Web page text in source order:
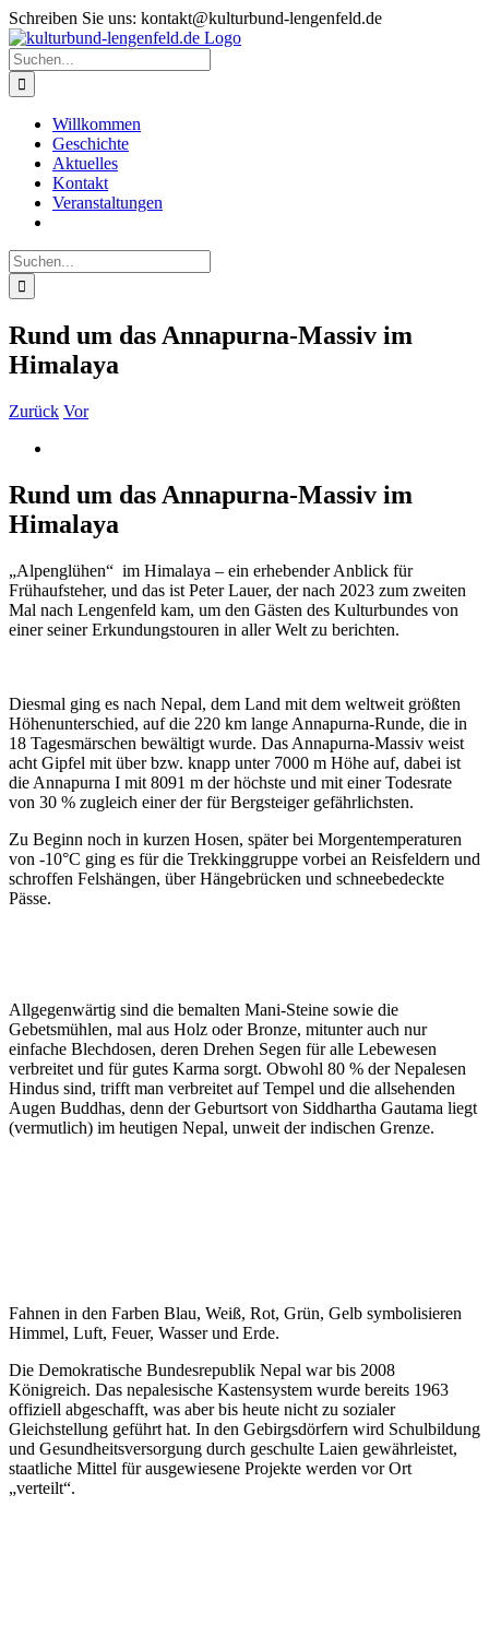
Zum
Inhalt
springen
Schreiben Sie uns: kontakt@kulturbund-lengenfeld.de
Suche
nach:
Willkommen
Geschichte
Aktuelles
Kontakt
Veranstaltungen
Suche
nach:
Rund um das Annapurna-Massiv im
Himalaya
Zurück Vor
Bild
Rund um das Annapurna-Massiv im
Himalaya
„Alpenglühen“ im Himalaya – ein erhebender Anblick für
Frühaufsteher, und das ist Peter Lauer, der nach 2023 zum zweiten
Mal nach Lengenfeld kam, um den Gästen des Kulturbundes von
einer seiner Erkundungstouren in aller Welt zu berichten.
Diesmal ging es nach Nepal, dem Land mit dem weltweit größten
Höhenunterschied, auf die 220 km lange Annapurna-Runde, die in
18 Tagesmärschen bewältigt wurde. Das Annapurna-Massiv weist
acht Gipfel mit über bzw. knapp unter 7000 m Höhe auf, dabei ist
die Annapurna I mit 8091 m der höchste und mit einer Todesrate
von 30 % zugleich einer der für Bergsteiger gefährlichsten.
Zu Beginn noch in kurzen Hosen, später bei Morgentemperaturen
von -10°C ging es für die Trekkinggruppe vorbei an Reisfeldern und
schroffen Felshängen, über Hängebrücken und schneebedeckte
Pässe.
Allgegenwärtig sind die bemalten Mani-Steine sowie die
Gebetsmühlen, mal aus Holz oder Bronze, mitunter auch nur
einfache Blechdosen, deren Drehen Segen für alle Lebewesen
verbreitet und für gutes Karma sorgt. Obwohl 80 % der Nepalesen
Hindus sind, trifft man verbreitet auf Tempel und die allsehenden
Augen Buddhas, denn der Geburtsort von Siddhartha Gautama liegt
(vermutlich) im heutigen Nepal, unweit der indischen Grenze.
Fahnen in den Farben Blau, Weiß, Rot, Grün, Gelb symbolisieren
Himmel, Luft, Feuer, Wasser und Erde.
Die Demokratische Bundesrepublik Nepal war bis 2008
Königreich. Das nepalesische Kastensystem wurde bereits 1963
offiziell abgeschafft, was aber bis heute nicht zu sozialer
Gleichstellung geführt hat. In den Gebirgsdörfern wird Schulbildung
und Gesundheitsversorgung durch geschulte Laien gewährleistet,
staatliche Mittel für ausgewiesene Projekte werden vor Ort
„verteilt“.